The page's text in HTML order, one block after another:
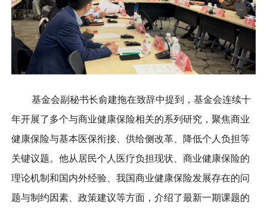
基金会副秘书长俞建拖在致辞中提到，基金会连续十
年开展了多个与商业健康保险相关的系列研究，聚焦商业
健康保险与基本医保衔接、供给侧改革、降低个人负担等
关键议题。他从居民个人医疗负担现状、商业健康保险的
理论机制和国内外经验、我国商业健康保险发展存在的问
题与制约因素、政策建议等方面，介绍了最新一期课题的